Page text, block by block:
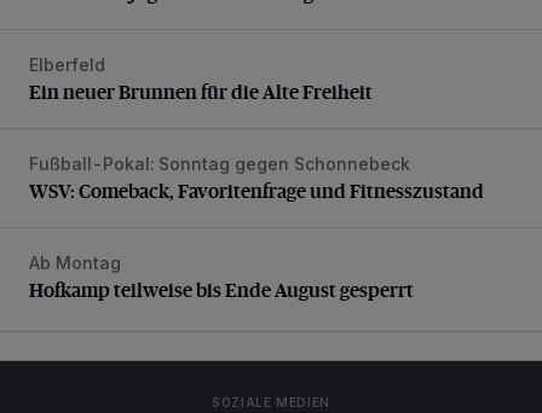
Ein neuer Brunnen für die Alte Freiheit
Elberfeld
Ein neuer Brunnen für die Alte Freiheit
WSV: Comeback, Favoritenfrage und Fitnesszustand
Fußball-Pokal: Sonntag gegen Schonnebeck
WSV: Comeback, Favoritenfrage und Fitnesszustand
Hofkamp teilweise bis Ende August gesperrt
Ab Montag
Hofkamp teilweise bis Ende August gesperrt
SOZIALE MEDIEN